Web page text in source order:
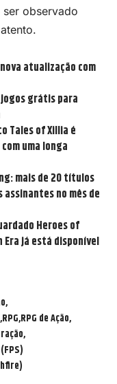
observado
atualização com
grátis para
Tales of Xillia é
uma longa
mais de 20 títulos
no mês de
Heroes of
Era já está disponível
RPG RPG de Ação